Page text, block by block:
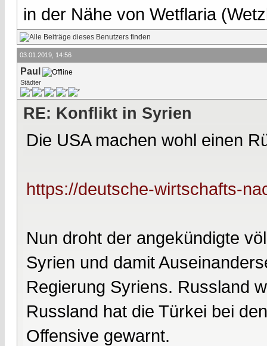
in der Nähe von Wetflaria
03.01.2019, 14:56
Paul
Städter
RE: Konflikt in Syrien
Die USA machen wohl einen
https://deutsche-wirtschafts-
Nun droht der angekündigte
Syrien und damit
Regierung Syriens. Russland
Russland hat die Türkei bei
Offensive gewarnt.